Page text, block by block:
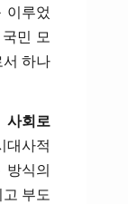
이루었
민 모
하나
사회로
사적
식의
부도